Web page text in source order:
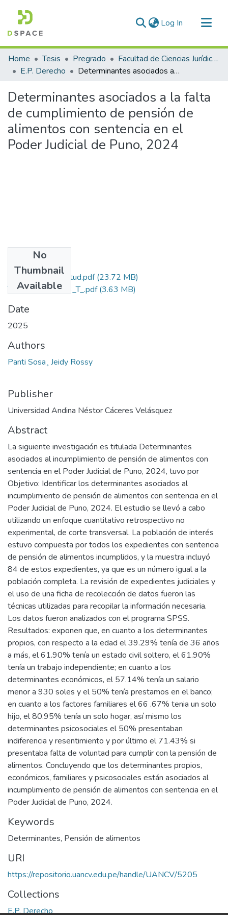
Log In (current)
Communities & Collections
All of DSpace
Home Tesis Pregrado
Facultad de Ciencias Jurídicas y Políticas
E.P. Derecho
Determinantes asociados a la falta de cumplimiento de pensión de alimentos con sentencia en el Poder Judicial de Puno, 2024
Determinantes asociados a la falta
de cumplimiento de pensión de
alimentos con sentencia en el
Poder Judicial de Puno, 2024
No
Thumbnail
Available
Grado de Similitud.pdf(23.72 MB)
T036_73512373_T_.pdf(3.63 MB)
Date
2025
Authors
Panti Sosa¸ Jeidy Rossy
Publisher
Universidad Andina Néstor Cáceres Velásquez
Abstract
La siguiente investigación es titulada Determinantes
asociados al incumplimiento de pensión de alimentos con
sentencia en el Poder Judicial de Puno, 2024, tuvo por
Objetivo: Identificar los determinantes asociados al
incumplimiento de pensión de alimentos con sentencia en el
Poder Judicial de Puno, 2024. El estudio se llevó a cabo
utilizando un enfoque cuantitativo retrospectivo no
experimental, de corte transversal. La población de interés
estuvo compuesta por todos los expedientes con sentencia
de pensión de alimentos incumplidos, y la muestra incluyó
84 de estos expedientes, ya que es un número igual a la
población completa. La revisión de expedientes judiciales y
el uso de una ficha de recolección de datos fueron las
técnicas utilizadas para recopilar la información necesaria.
Los datos fueron analizados con el programa SPSS.
Resultados: exponen que, en cuanto a los determinantes
propios, con respecto a la edad el 39.29% tenía de 36 años
a más, el 61.90% tenía un estado civil soltero, el 61.90%
tenía un trabajo independiente; en cuanto a los
determinantes económicos, el 57.14% tenía un salario
menor a 930 soles y el 50% tenía prestamos en el banco;
en cuanto a los factores familiares el 66 .67% tenia un solo
hijo, el 80.95% tenía un solo hogar, así mismo los
determinantes psicosociales el 50% presentaban
indiferencia y resentimiento y por último el 71.43% si
presentaba falta de voluntad para cumplir con la pensión de
alimentos. Concluyendo que los determinantes propios,
económicos, familiares y psicosociales están asociados al
incumplimiento de pensión de alimentos con sentencia en el
Poder Judicial de Puno, 2024.
Keywords
Determinantes, Pensión de alimentos
URI
https://repositorio.uancv.edu.pe/handle/UANCV/5205
Collections
E.P. Derecho